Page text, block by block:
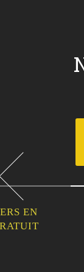
AOÃ»T
CENTRE
FAMILLE/
P’TIT
DU 07/08/